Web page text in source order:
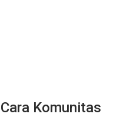
Komunitas